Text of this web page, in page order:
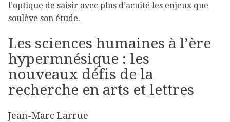
l’optique de saisir avec plus d’acuité les enjeux que
soulève son étude.
Les sciences humaines à l’ère
hypermnésique : les
nouveaux défis de la
recherche en arts et lettres
Jean-Marc Larrue